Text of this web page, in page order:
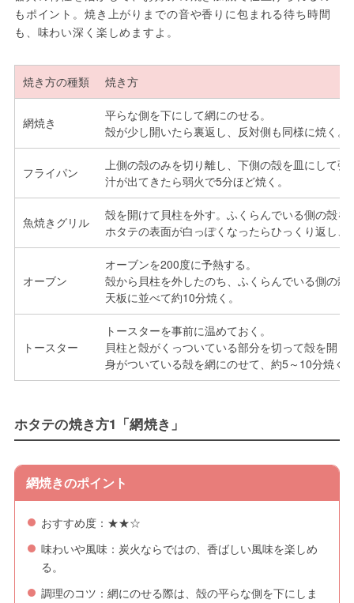
もポイント。焼き上がりまでの音や香りに包まれる待ち時間
も、味わい深く楽しめますよ。
焼き方の種類 焼き方
網焼き
平らな側を下にして網にのせる。
殻が少し開いたら裏返し、反対側も同様に焼く。
フライパン
上側の殻のみを切り離し、下側の殻を皿にして強
汁が出てきたら弱火で5分ほど焼く。
魚焼きグリル
殻を開けて貝柱を外す。ふくらんでいる側の殻
ホタテの表面が白っぽくなったらひっくり返し、
オーブン
オーブンを200度に予熱する。
殻から貝柱を外したのち、ふくらんでいる側の
天板に並べて約10分焼く。
トースター
トースターを事前に温めておく。
貝柱と殻がくっついている部分を切って殻を開く
身がついている殻を網にのせて、約5～10分焼く
ホタテの焼き方1「網焼き」
網焼きのポイント
おすすめ度：★★☆
味わいや風味：炭火ならではの、香ばしい風味を楽しめ
る。
調理のコツ：網にのせる際は、殻の平らな側を下にしま